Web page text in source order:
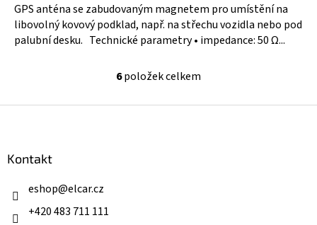
GPS anténa se zabudovaným magnetem pro umístění na
libovolný kovový podklad, např. na střechu vozidla nebo pod
palubní desku. Technické parametry • impedance: 50 Ω...
O
l
6položek celkem
Kontakt
eshop@elcar.cz
+420 483 711 111